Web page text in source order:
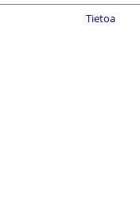
Tietoa